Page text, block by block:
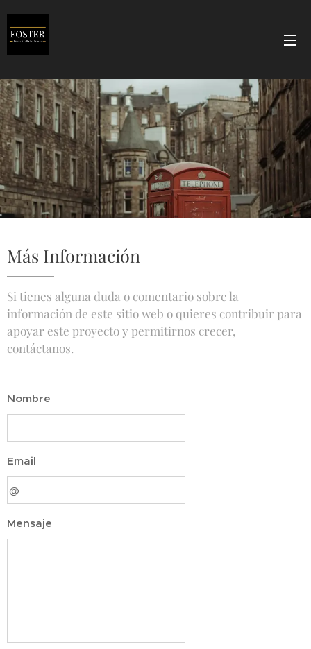
Más Información
Si tienes alguna duda o comentario sobre la
información de este sitio web o quieres contribuir para
apoyar este proyecto y permitirnos crecer,
contáctanos.
Nombre
Email
Mensaje